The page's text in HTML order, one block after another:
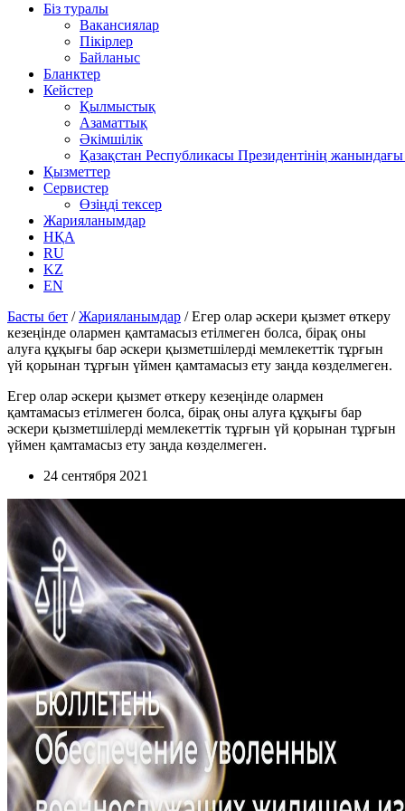
Біз туралы
Вакансиялар
Пікірлер
Байланыс
Бланктер
Кейстер
Қылмыстық
Азаматтық
Әкімшілік
Қазақстан Республикасы Президентінің
Қызметтер
Сервистер
Өзіңді тексер
Жарияланымдар
НҚА
RU
KZ
EN
Басты бет /Жарияланымдар /Егер олар әскери қызмет өткеру
кезеңінде олармен қамтамасыз етілмеген болса, бірақ оны
алуға құқығы бар әскери қызметшілерді мемлекеттік тұрғын
үй қорынан тұрғын үймен қамтамасыз ету заңда көзделмеген.
Егер олар әскери қызмет өткеру кезеңінде олармен
қамтамасыз етілмеген болса, бірақ оны алуға құқығы бар
әскери қызметшілерді мемлекеттік тұрғын үй қорынан тұрғын
үймен қамтамасыз ету заңда көзделмеген.
24 сентября 2021